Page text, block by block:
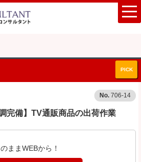
PICK
706-14
完備】TV通販商品の出荷作業
ままWEBから！